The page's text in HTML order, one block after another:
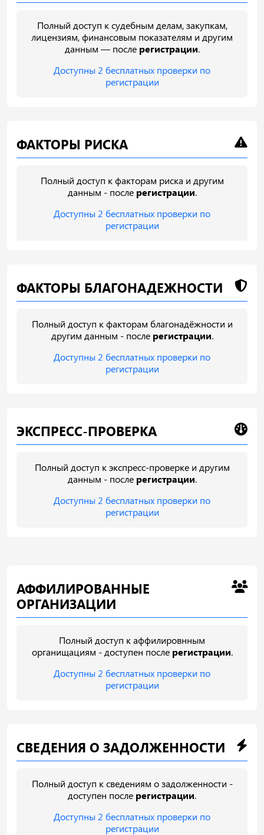
Полный доступ к судебным делам, закупкам,
лицензиям, финансовым показателям и другим
данным — после регистрации.
Доступны 2 бесплатных проверки по
регистрации
ФАКТОРЫ РИСКА
Полный доступ к факторам риска и другим
данным - после регистрации.
Доступны 2 бесплатных проверки по
регистрации
ФАКТОРЫ БЛАГОНАДЕЖНОСТИ
Полный доступ к факторам благонадёжности и
другим данным - после регистрации.
Доступны 2 бесплатных проверки по
регистрации
ЭКСПРЕСС-ПРОВЕРКА
Полный доступ к экспресс-проверке и другим
данным - после регистрации.
Доступны 2 бесплатных проверки по
регистрации
АФФИЛИРОВАННЫЕ
ОРГАНИЗАЦИИ
Полный доступ к аффилировнным
органищациям - доступен после регистрации.
Доступны 2 бесплатных проверки по
регистрации
СВЕДЕНИЯ О ЗАДОЛЖЕННОСТИ
Полный доступ к сведениям о задолженности -
доступен после регистрации.
Доступны 2 бесплатных проверки по
регистрации